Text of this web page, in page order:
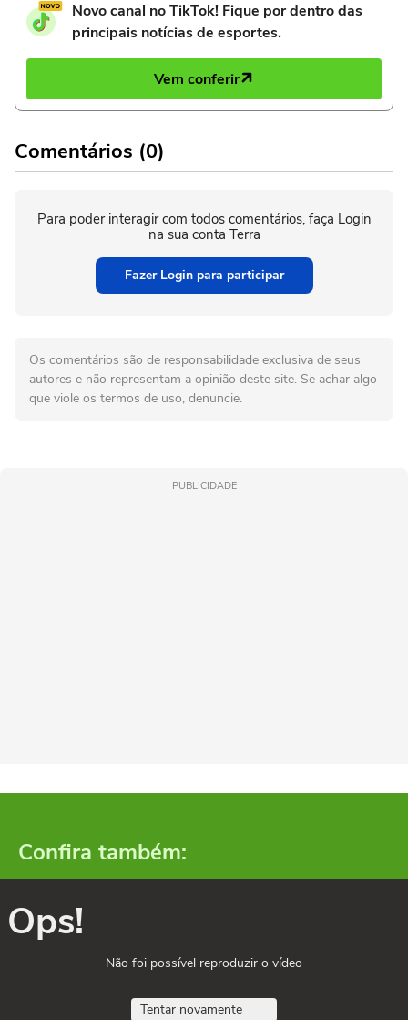
Novo canal no TikTok! Fique por dentro das
principais notícias de esportes.
Vem conferir
Comentários (0)
Para poder interagir com todos comentários, faça Login
na sua conta Terra
Fazer Login para participar
Os comentários são de responsabilidade exclusiva de seus
autores e não representam a opinião deste site. Se achar algo
que viole os termos de uso, denuncie.
PUBLICIDADE
Confira também:
Ops!
Não foi possível reproduzir o vídeo
Tentar novamente